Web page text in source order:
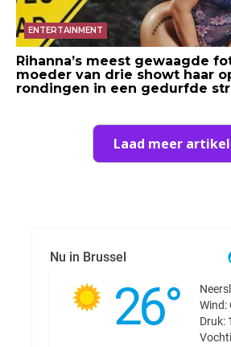
ENTERTAINMENT
Rihanna’s meest gewaagde
moeder van drie showt haar
rondingen in een gedurfde
Laad meer